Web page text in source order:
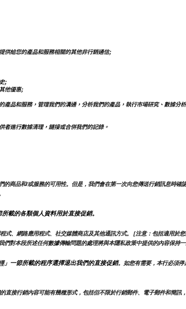
供給您的產品和服務相關的其他非行銷通信;
;
他優惠;
品和服務，管理我們的溝通，分析我們的產品，執行市場研究、數據分
者進行數據清理，鏈接或合併我們的記錄。
商品和/或服務的可用性。但是，我們會在第一次向您傳送行銷訊息時
載的各類個人資料用於直接促銷。
式、網路應用程式、社交媒體商店及其他通訊方式。 [注意：包括適用於
對本段所述任何數據傳輸問題的處理將與本隱私政策中提供的內容保持一
」一節所載的程序選擇退出我們的直接促銷。如您有需要，本行必須
直接行銷內容可能有幾種形式，包括但不限於行銷郵件、電子郵件和簡訊